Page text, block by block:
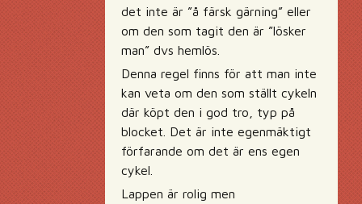
det inte är ”å färsk gärning” eller
om den som tagit den är ”lösker
man” dvs hemlös.
Denna regel finns för att man inte
kan veta om den som ställt cykeln
där köpt den i god tro, typ på
blocket. Det är inte egenmäktigt
förfarande om det är ens egen
cykel.
Lappen är rolig men